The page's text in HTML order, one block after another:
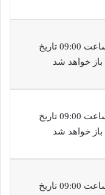
ثبت نام از ساعت 09:00 تاریخ
ثبت نام از ساعت 09:00 تاریخ
ثبت نام از ساعت 09:00 تاریخ